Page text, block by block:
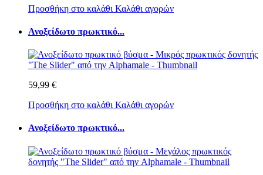
Προσθήκη στο καλάθι Καλάθι αγορών
Ανοξείδωτο πρωκτικό...
59,99 €
Προσθήκη στο καλάθι Καλάθι αγορών
Ανοξείδωτο πρωκτικό...